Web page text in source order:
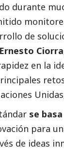
durante
de
Ernesto Ciorra
en la
se
para
de ideas